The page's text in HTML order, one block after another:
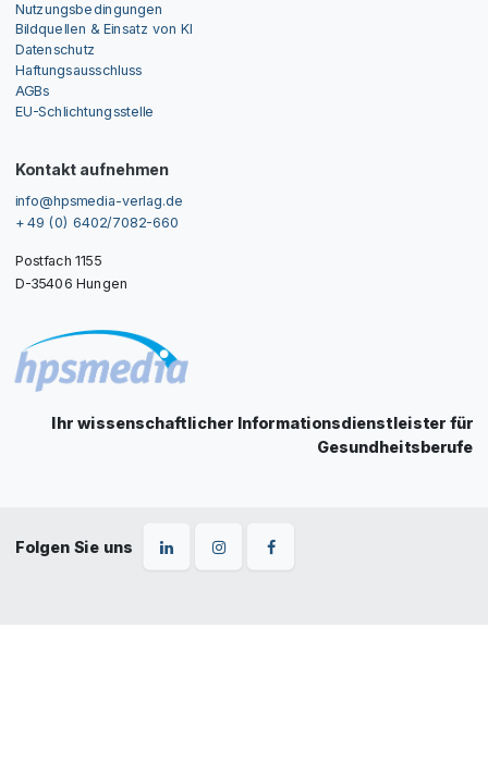
Nutzungsbedingungen
Bildquellen & Einsatz von KI
Datenschutz
Haftungsausschluss
AGBs
EU-Schlichtungsstelle
Kontakt aufnehmen
info@hpsmedia-verlag.de
+ 49 (0) 6402/7082-660
Postfach 1155
D-35406 Hungen
Ihr wissenschaftlicher Informationsdienstleister für
Gesundheitsberufe
Folgen Sie uns